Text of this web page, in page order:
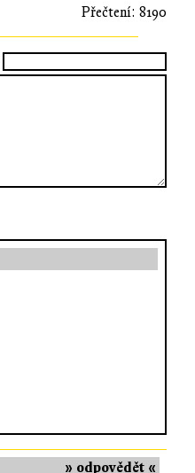
Přečtení: 8190
» odpovědět «